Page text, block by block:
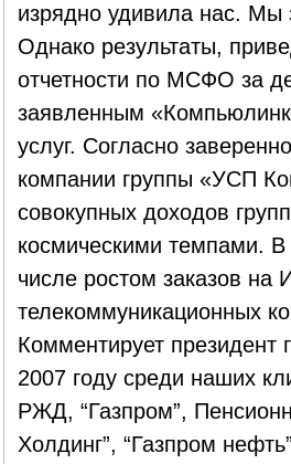
изрядно удивила нас. Мы
Однако результаты,
отчетности по МСФО за
заявленным
услуг. Согласно
компании группы «УСП
совокупных доходов
космическими темпами. В
числе ростом заказов на
телекоммуникационных
Комментирует
2007 году среди наших
РЖД, “Газпром”,
Холдинг”, “Газпром